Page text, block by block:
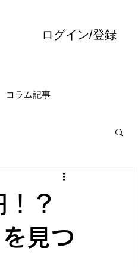
ログイン/登録
コラム記事
？
見つ